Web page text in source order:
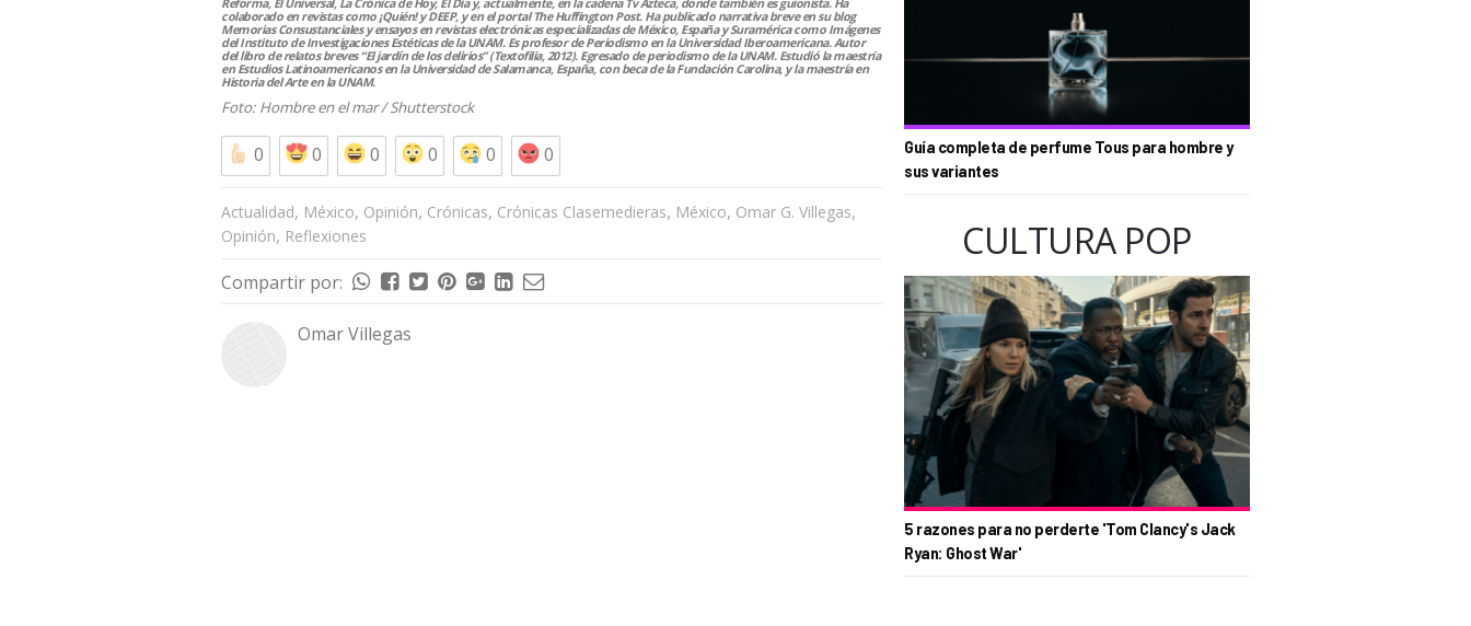
Reforma, El Universal, La Crónica de Hoy, El Día y, actualmente, en la cadena Tv Azteca, donde también es guionista. Ha
colaborado en revistas como ¡Quién! y DEEP, y en el portal The Huffington Post. Ha publicado narrativa breve en su blog
Memorias Consustanciales y ensayos en revistas electrónicas especializadas de México, España y Suramérica como Imágenes
del Instituto de Investigaciones Estéticas de la UNAM. Es profesor de Periodismo en la Universidad Iberoamericana. Autor
del libro de relatos breves “El jardín de los delirios” (Textofilia, 2012). Egresado de periodismo de la UNAM. Estudió la maestría
en Estudios Latinoamericanos en la Universidad de Salamanca, España, con beca de la Fundación Carolina, y la maestría en
Historia del Arte en la UNAM.
Foto: Hombre en el mar /Shutterstock
0 0 0 0 0 0
Actualidad, México, Opinión, Crónicas, Crónicas Clasemedieras, México, Omar G. Villegas,
Opinión, Reflexiones
Compartir por:
Omar Villegas
Guía completa de perfume Tous para hombre y
sus variantes
CULTURA POP
5 razones para no perderte 'Tom Clancy's Jack
Ryan: Ghost War'